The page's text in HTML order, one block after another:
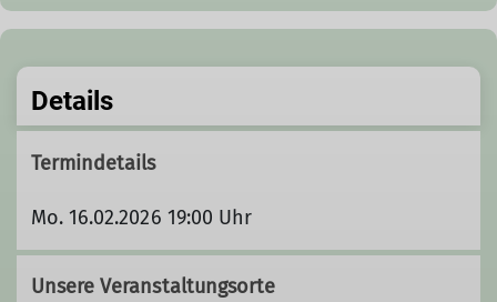
Details
Termindetails
Mo. 16.02.2026 19:00 Uhr
Unsere Veranstaltungsorte